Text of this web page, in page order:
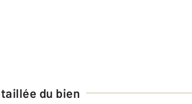
du bien